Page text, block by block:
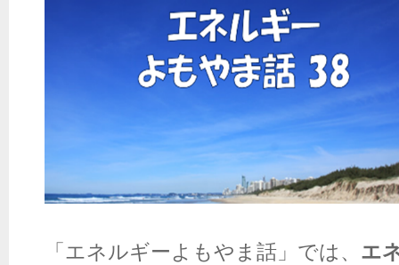
「エネルギーよもやま話」では、 エ